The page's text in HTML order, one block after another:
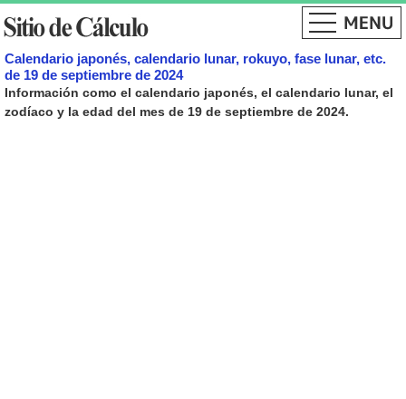
Calendario japonés, calendario lunar, rokuyo, fase lunar, etc.
de 19 de septiembre de 2024
Información como el calendario japonés, el calendario lunar, el
zodíaco y la edad del mes de 19 de septiembre de 2024.